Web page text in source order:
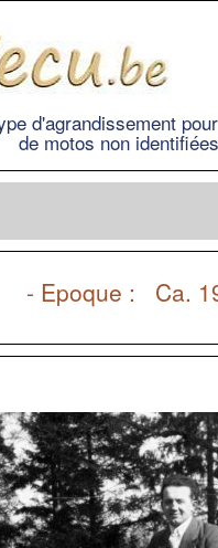
d'agrandissement
de motos non identifiées
- Epoque : Ca.